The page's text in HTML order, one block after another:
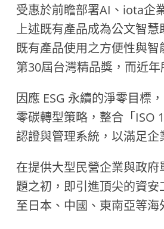
受惠於前瞻部署AI、iota企
上述既有產品成為公文智
既有產品使用之方便性與
第30屆台灣精品獎，而近
因應 ESG 永續的淨零目標
零碳轉型策略，整合「ISO
認證與管理系統，以滿足
在提供大型民營企業與政
題之初，即引進頂尖的資
至日本、中國、東南亞等海